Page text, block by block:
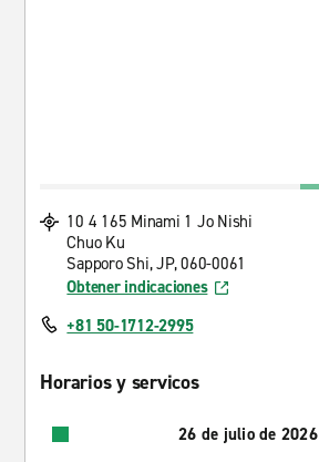
10 4 165 Minami 1 Jo Nishi
Chuo Ku
Sapporo Shi, JP, 060-0061
Obtener indicaciones
+81 50-1712-2995
Horarios y servicos
26 de julio de 2026